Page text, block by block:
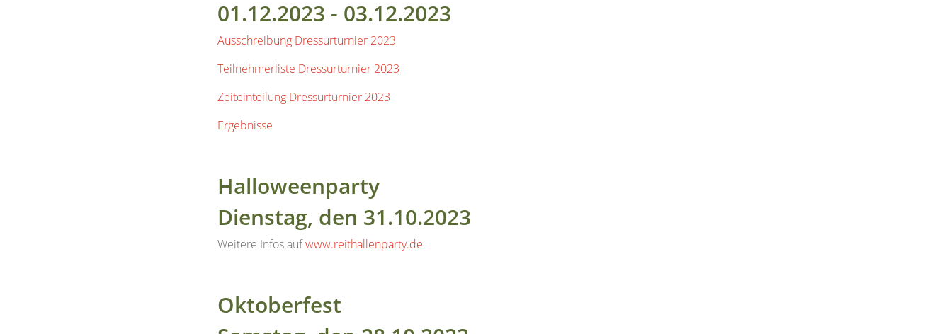
Teilnehmerliste Dressurturnier 2023
Zeiteinteilung Dressurturnier 2023
Ergebnisse
Halloweenparty
Weitere Infos aufwww.reithallenparty.de
Oktoberfest
Weitere Infos aufwww.reithallenparty.de